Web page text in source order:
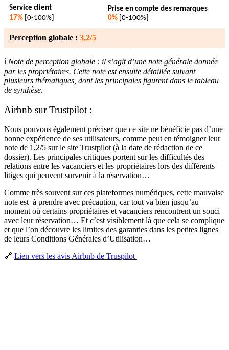
Service client
17% [0-100%]
Prise en compte des remarques
0% [0-100%]
Perception globale : 3,2/5
ℹ️ Note de perception globale : il s’agit d’une note générale donnée
par les propriétaires. Cette note est ensuite détaillée suivant
plusieurs thématiques, dont les principales figurent dans le tableau
de synthèse.
Airbnb sur Trustpilot :
Nous pouvons également préciser que ce site ne bénéficie pas d’une
bonne expérience de ses utilisateurs, comme peut en témoigner leur
note de 1,2/5 sur le site Trustpilot (à la date de rédaction de ce
dossier). Les principales critiques portent sur les difficultés des
relations entre les vacanciers et les propriétaires lors des différents
litiges qui peuvent survenir à la réservation…
Comme très souvent sur ces plateformes numériques, cette mauvaise
note est à prendre avec précaution, car tout va bien jusqu’au
moment où certains propriétaires et vacanciers rencontrent un souci
avec leur réservation… Et c’est visiblement là que cela se complique
et que l’on découvre les limites des garanties dans les petites lignes
de leurs Conditions Générales d’Utilisation…
🔗 Lien vers les avis Airbnb de Truspilot